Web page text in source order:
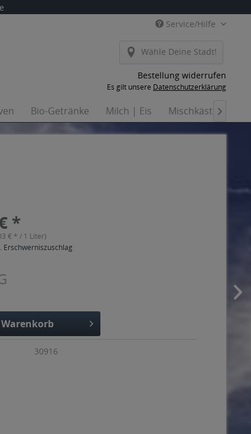
Service/Hilfe
Wähle Deine Stadt!
Bestellung widerrufen
Es gilt unsere Datenschutzerklärung
Bio-Getränke Milch | Eis Mischkästen

*
€ * / 1 Liter)
Erschwerniszuschlag
Warenkorb
30916